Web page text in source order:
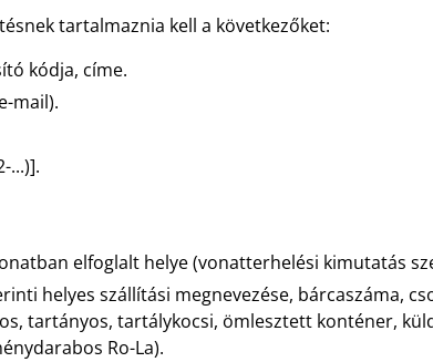
tartalmaznia kell a következőket:
kódja, címe.
mail).
...)].
elfoglalt helye (vonatterhelési kimutatás
helyes szállítási megnevezése, bárcaszáma,
tartányos, tartálykocsi, ömlesztett konténer,
Ro-La).